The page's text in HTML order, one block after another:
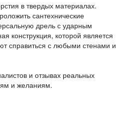
в твердых материалах.
сантехнические
дрель с ударным
конструкция, которой является
справиться с любыми стенами и
и отзывах реальных
и желаниям.